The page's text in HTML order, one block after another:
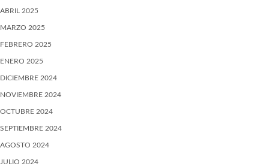
ABRIL 2025
MARZO 2025
FEBRERO 2025
ENERO 2025
DICIEMBRE 2024
NOVIEMBRE 2024
OCTUBRE 2024
SEPTIEMBRE 2024
AGOSTO 2024
JULIO 2024